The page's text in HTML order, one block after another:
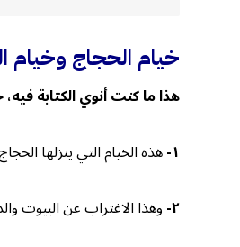
خيام الحجاج وخيام
هذا ما كنت أنوي الكتابة
١- هذه الخيام التي ينزلها
٢- وهذا الاغتراب عن البيوت